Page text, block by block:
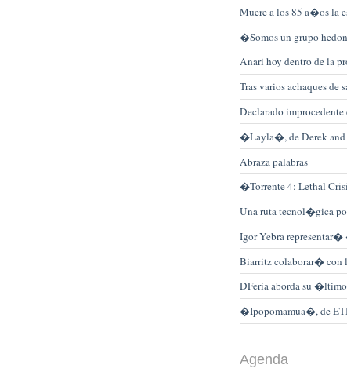
Muere a los 85 a�os la
�Somos un grupo
Anari hoy dentro de la
Tras varios achaques de
Declarado
�Layla�, de Derek and
Abraza palabras
�Torrente 4: Lethal
Una ruta tecnol�gica
Igor Yebra
Biarritz colaborar� con
DFeria aborda su
�Ipopomamua�, de
Agenda